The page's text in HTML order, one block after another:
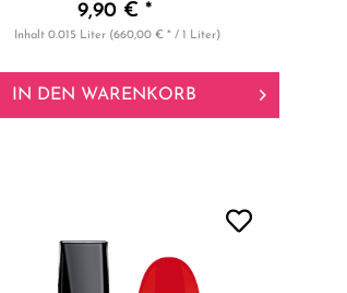
9,90 € *
Inhalt0.015 Liter (660,00 € * / 1 Liter)
IN DEN WARENKORB